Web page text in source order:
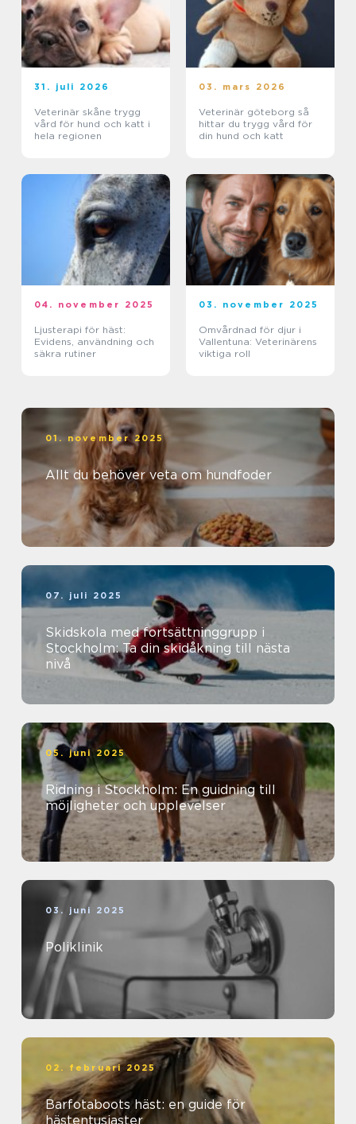
31. juli 2026
Veterinär skåne trygg
vård för hund och katt i
hela regionen
03. mars 2026
Veterinär göteborg så
hittar du trygg vård för
din hund och katt
04. november 2025
Ljusterapi för häst:
Evidens, användning och
säkra rutiner
03. november 2025
Omvårdnad för djur i
Vallentuna: Veterinärens
viktiga roll
01. november 2025
Allt du behöver veta om hundfoder
07. juli 2025
Skidskola med fortsättninggrupp i
Stockholm: Ta din skidåkning till nästa
nivå
05. juni 2025
Ridning i Stockholm: En guidning till
möjligheter och upplevelser
03. juni 2025
Poliklinik
02. februari 2025
Barfotaboots häst: en guide för
hästentusiaster